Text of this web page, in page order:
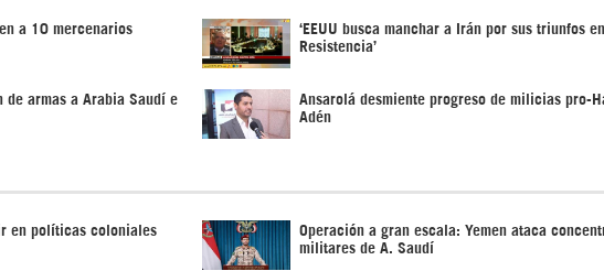
a 10 mercenarios ‘EEUU busca manchar a Irán por sus triunfos
Resistencia’
de armas a Arabia Saudí e Ansarolá desmiente progreso de milicias pro-
Adén
en políticas coloniales Operación a gran escala: Yemen ataca
militares de A. Saudí